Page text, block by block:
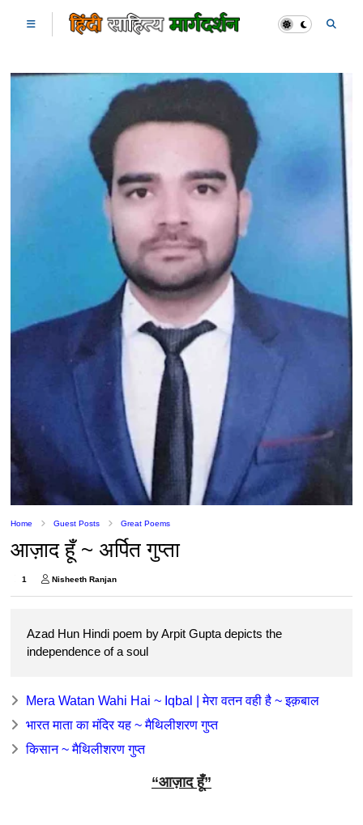
Home Guest Posts Great Poems
आज़ाद हूँ ~ अर्पित गुप्ता
1 Nisheeth Ranjan
Azad Hun Hindi poem by Arpit Gupta depicts the
independence of a soul
Mera Watan Wahi Hai ~ Iqbal | मेरा वतन वही है ~ इक़बाल
भारत माता का मंदिर यह ~ मैथिलीशरण गुप्त
किसान ~ मैथिलीशरण गुप्त
“आज़ाद हूँ”